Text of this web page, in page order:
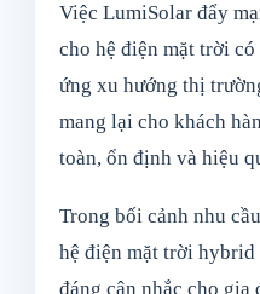
Việc LumiSolar đẩy
cho hệ điện mặt trời
ứng xu hướng thị
mang lại cho khách
toàn, ổn định và hiệu
Trong bối cảnh nhu
hệ điện mặt trời
đáng cân nhắc cho